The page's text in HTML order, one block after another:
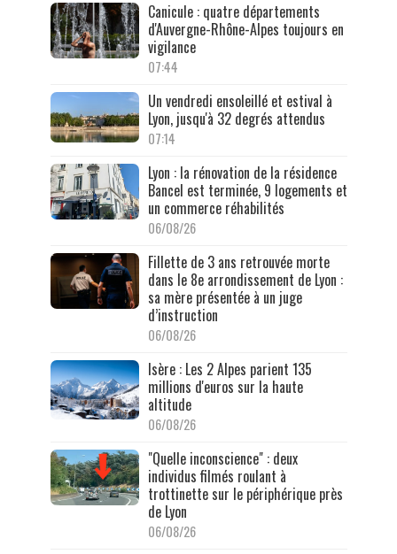
Canicule : quatre départements
d'Auvergne-Rhône-Alpes toujours en
vigilance
07:44
Un vendredi ensoleillé et estival à
Lyon, jusqu'à 32 degrés attendus
07:14
Lyon : la rénovation de la résidence
Bancel est terminée, 9 logements et
un commerce réhabilités
06/08/26
Fillette de 3 ans retrouvée morte
dans le 8e arrondissement de Lyon :
sa mère présentée à un juge
d’instruction
06/08/26
Isère : Les 2 Alpes parient 135
millions d'euros sur la haute
altitude
06/08/26
"Quelle inconscience" : deux
individus filmés roulant à
trottinette sur le périphérique près
de Lyon
06/08/26